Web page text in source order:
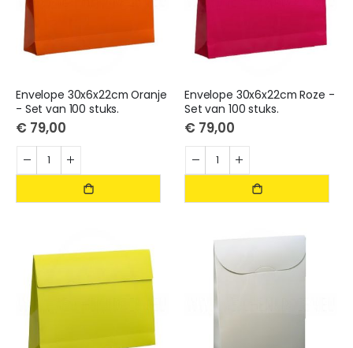
Envelope 30x6x22cm Oranje
- Set van 100 stuks.
€ 79,00
Envelope 30x6x22cm Roze -
Set van 100 stuks.
€ 79,00